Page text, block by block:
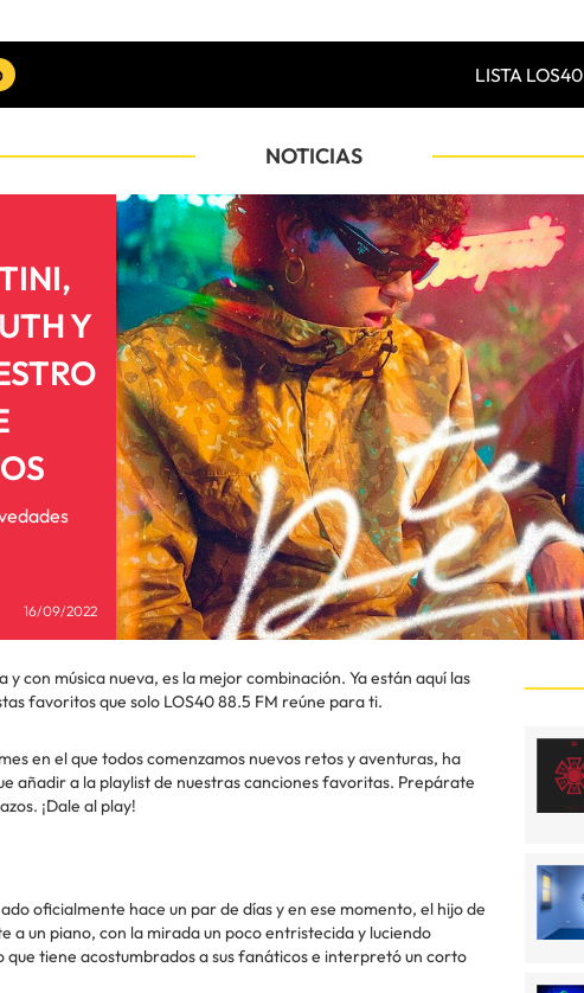
LISTA LOS40
NOTICIAS
Y
16/09/2022
con música nueva, es la mejor combinación. Ya están aquí las
favoritos que solo LOS40 88.5 FM reúne para ti.
en el que todos comenzamos nuevos retos y aventuras, ha
añadir a la playlist de nuestras canciones favoritas. Prepárate
¡Dale al play!
oficialmente hace un par de días y en ese momento, el hijo de
un piano, con la mirada un poco entristecida y luciendo
tiene acostumbrados a sus fanáticos e interpretó un corto